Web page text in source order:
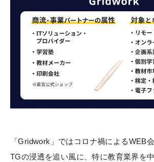
「Gridwork」ではコロナ禍によるWEB
TGの浸透を追い風に、特に教育業界を